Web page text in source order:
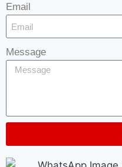
Email
Message